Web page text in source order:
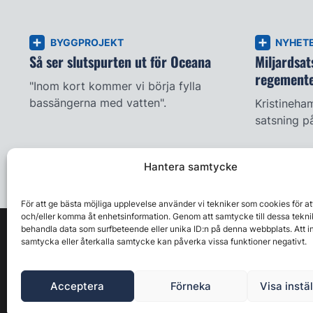
Hantera samtycke
För att ge bästa möjliga upplevelse använder vi tekniker som cookies för
och/eller komma åt enhetsinformation. Genom att samtycke till dessa
behandla data som surfbeteende eller unika ID:n på denna webbplats. Att
samtycka eller återkalla samtycke kan påverka vissa funktioner negativt.
Acceptera Förneka Visa
BYGGPROJEKT
Så ser slutspurten ut för Oceana
"Inom kort kommer vi börja fylla
bassängerna med vatten".
satsning